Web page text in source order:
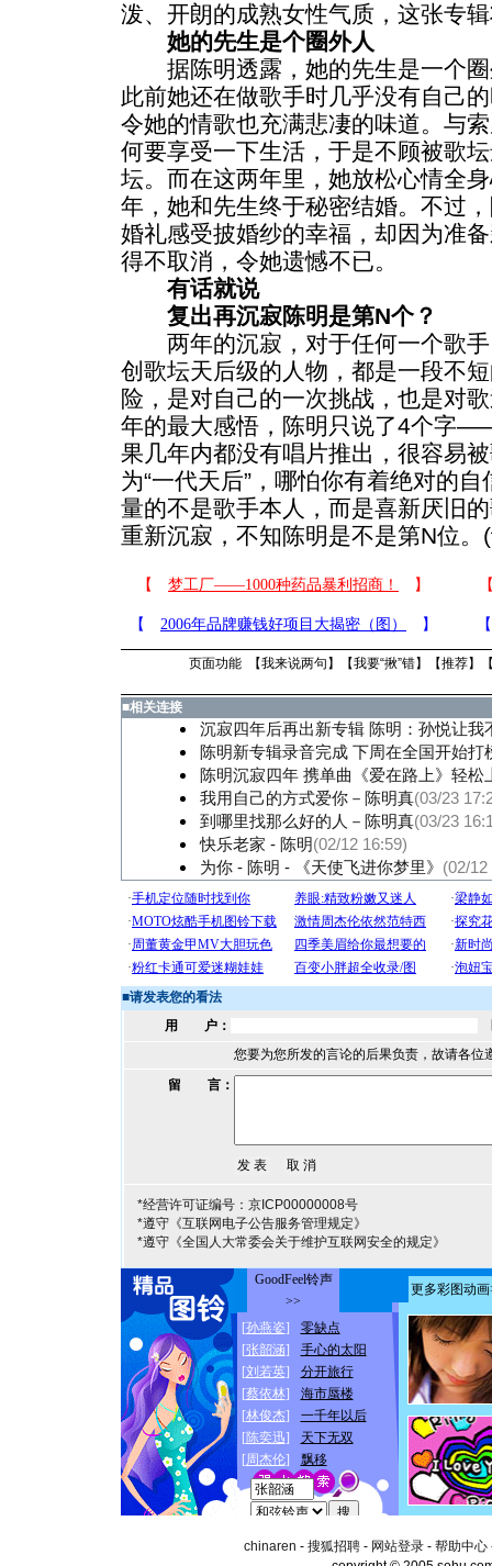
泼、开朗的成熟女性气质，这张专
她的先生是个圈外人
据陈明透露，她的先生是一个圈
此前她还在做歌手时几乎没有自己
令她的情歌也充满悲凄的味道。与
何要享受一下生活，于是不顾被歌
坛。而在这两年里，她放松心情全
年，她和先生终于秘密结婚。不过
婚礼感受披婚纱的幸福，却因为准
得不取消，令她遗憾不已。
有话就说
复出再沉寂陈明是第N个？
两年的沉寂，对于任何一个歌手
创歌坛天后级的人物，都是一段不
险，是对自己的一次挑战，也是对
年的最大感悟，陈明只说了4个字
果几年内都没有唱片推出，很容易
为“一代天后”，哪怕你有着绝对的
量的不是歌手本人，而是喜新厌旧
重新沉寂，不知陈明是不是第N位。
页面功能 【我来说两句 】【我要“揪”错】【推荐】
■相关连接
沉寂四年后再出新专辑 陈明：孙悦让我
陈明新专辑录音完成 下周在全国开始打
陈明沉寂四年 携单曲《爱在路上》轻松
我用自己的方式爱你－陈明真(03/23
到哪里找那么好的人－陈明真(03/23
快乐老家 - 陈明(02/12 16:59)
为你 - 陈明 - 《天使飞进你梦里》 (02/12
■请发表您的看法
用 户：
您要为您所发的言论的后果负责，故请各位
留 言：
*经营许可证编号：京ICP00000008号
*遵守《互联网电子公告服务管理规定》
*遵守《全国人大常委会关于维护互联网安全的规定》
chinaren - 搜狐招聘- 网站登录- 帮助中心